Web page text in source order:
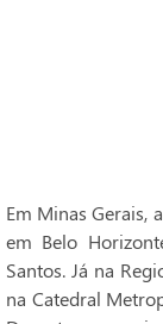
Em Minas Gerais,
em Belo
Santos. Já na
na Catedral